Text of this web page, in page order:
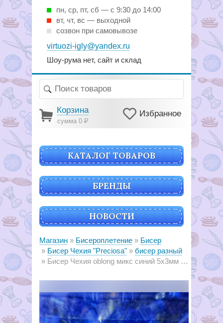
пн, ср, пт, cб — с 9:30 до 14:00
вт, чт, вс — выходной
созвон при самовывозе
virtuozi-igly@yandex.ru
Шоу-рума нет, сайт и склад
Корзина
сумма 0Р
Избранное
КАТАЛОГ ТОВАРОВ
БРЕНДЫ
НОВОСТИ
Магазин Бисероплетение
Бисер
Бисер Чехия "Preciosa"
бисер разный
Бисер Чехия oblong микс синий 5х3мм (50г)